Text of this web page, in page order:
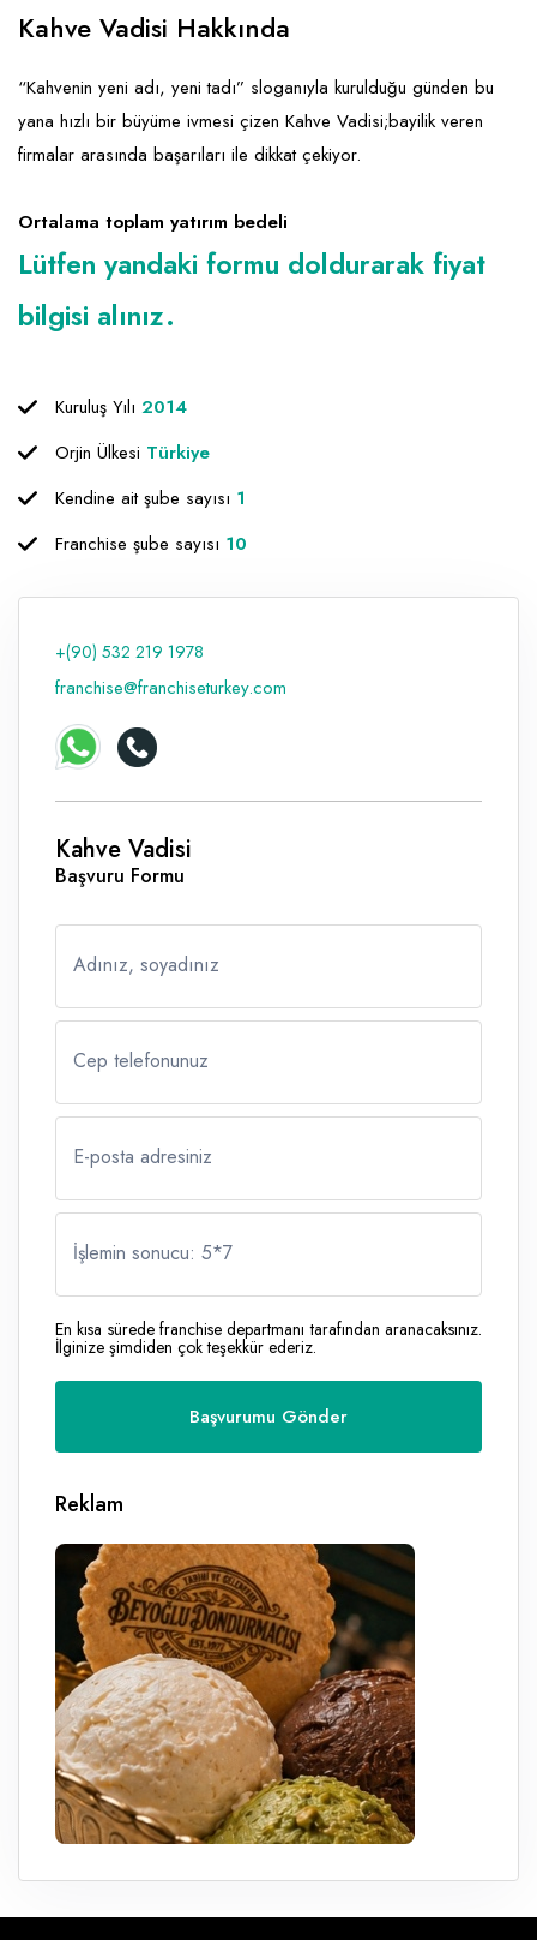
Sağlık Güzellik
Turizm - Eğlence
Mobilya ve Ev Tekstili
Oyuncak ve Hediyelik
Yapı Malzemesi - Hırdavat
Gıda ve Sarf Malzemeleri
Güvenlik - Temizlik
Hukuk - Marka - Patent ve Tercüme
Isıtma - Soğutma ve Havalandırma
Lojistik - Kargo ve Kurye
Mobilya Dekorasyon
Proje - İnşaat ve Tesisat
Seyahat - Rent A Car
Tabela - Dijital Baskı
Kahve Vadisi Hakkında
“Kahvenin yeni adı, yeni tadı” sloganıyla kurulduğu günden bu
yana hızlı bir büyüme ivmesi çizen Kahve Vadisi;bayilik veren
firmalar arasında başarıları ile dikkat çekiyor.
Ortalama toplam yatırım bedeli
Lütfen yandaki formu doldurarak fiyat
bilgisi alınız.
Kuruluş Yılı 2014
Orjin Ülkesi Türkiye
Kendine ait şube sayısı 1
Franchise şube sayısı 10
+(90) 532 219 1978
franchise@franchiseturkey.com
Kahve Vadisi
Başvuru Formu
Adınız, soyadınız
Cep telefonunuz
E-posta adresiniz
İşlemin sonucu: 5*7
En kısa sürede franchise departmanı tarafından aranacaksınız.
İlginize şimdiden çok teşekkür ederiz.
Reklam